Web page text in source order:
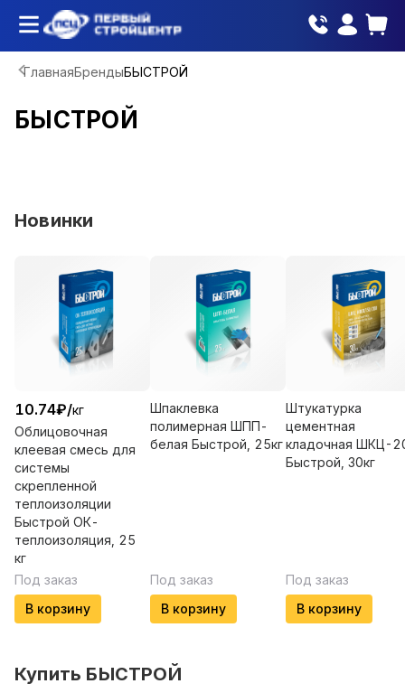
ГлавнаяБрендыБЫСТРОЙ
БЫСТРОЙ
Новинки
10.74₽/кг
Облицовочная
клеевая смесь для
системы
cкрепленной
теплоизоляции
Быстрой ОК-
теплоизоляция, 25
кг
Под заказ
В корзину
Шпаклевка
полимерная ШПП-
белая Быстрой, 25кг
Под заказ
В корзину
Штукатурка
цементная
кладочная ШКЦ-
Быстрой, 30кг
Под заказ
В корзину
Купить БЫСТРОЙ